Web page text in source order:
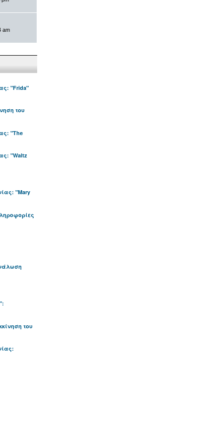
am
"Frida"
του
"The
"Waltz
"Mary
του